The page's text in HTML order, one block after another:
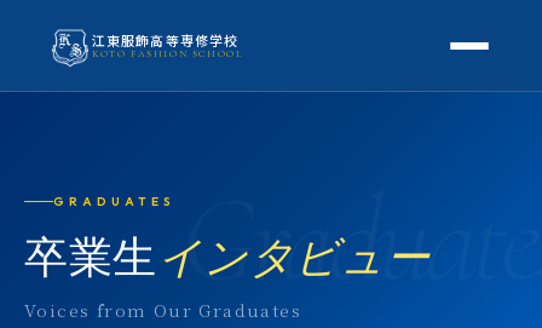
江東服飾高等専修学校
KOTO FASHION SCHOOL
校長挨拶
高等専修学校とは
授業内容
スクールライフ
年間行事
進路
GRADUATES
卒業生インタビュー
Voices from Our Graduates